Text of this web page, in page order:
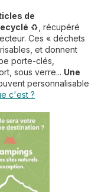
de
♻️, récupéré
Ces « déchets
et donnent
porte-clés,
sous verre... Une
personnalisable
c'est ?